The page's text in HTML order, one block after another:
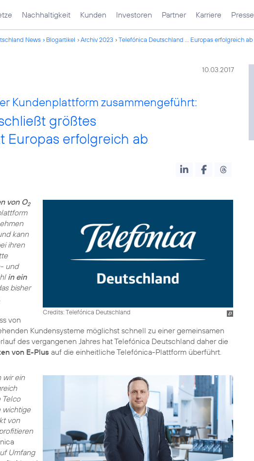
Nachhaltigkeit Kunden Investoren Partner Karriere Presse
News Blogartikel Archiv 2023 Telefónica Deutschland ... Europas erfolgreich ab
10.03.2017
Kundenplattform zusammengeführt:
größtes
Europas erfolgreich ab
Credits: Telefónica Deutschland
von O2
kann
ihren
und
in ein
bisher
von
Kundensysteme möglichst schnell zu einer gemeinsamen
des vergangenen Jahres hat Telefónica Deutschland daher die
von E-Plus auf die einheitliche Telefónica-Plattform überführt.
wir ein
Telco
wichtige
von
Umfang